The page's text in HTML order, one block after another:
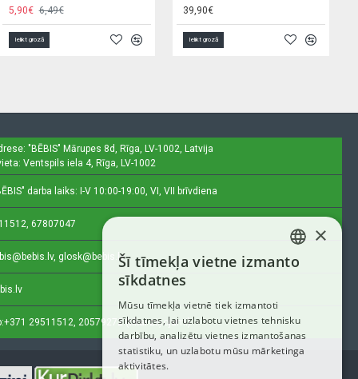
23,90€
Ielikt grozā
5,50€
Ielikt grozā
"BĒBIS" Mārupes 8d, Rīga, LV-1002, Latvija
Ventspils iela 4, Rīga, LV-1002
darba laiks: I-V 10:00-19:00, VI, VII brīvdiena
67807047
glosk@bebis.lv
+371 29511512, 20579272 (tikai ziņojumi)
LATVIAN
ENGLISH
×
Šī tīmekļa vietne izmanto
sīkdatnes
Mūsu tīmekļa vietnē tiek izmantoti
sīkdatnes, lai uzlabotu vietnes tehnisku
darbību, analizētu vietnes izmantošanas
statistiku, un uzlabotu mūsu mārketinga
aktivitātes.